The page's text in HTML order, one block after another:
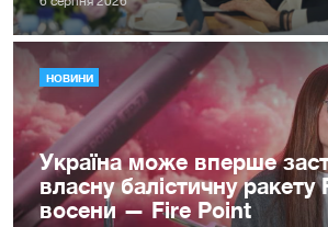
НОВИНИ
Україна може вперше
власну балістичну
восени — Fire Point